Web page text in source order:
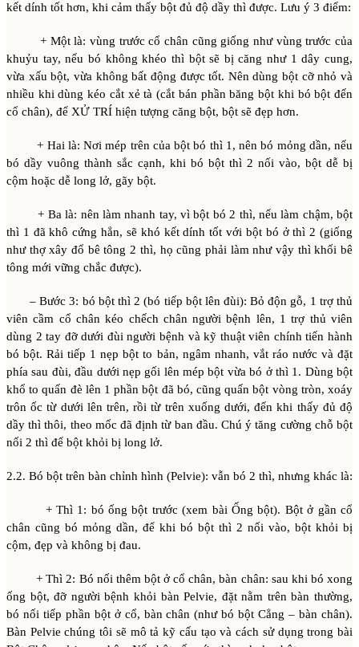
kết dính tốt hơn, khi cảm thấy bột đủ độ dầy thì được. Lưu ý 3 điểm:
+ Một là: vùng trước cổ chân cũng giống như vùng trước của
khuỷu tay, nếu bó không khéo thì bột sẽ bị căng như 1 dây cung,
vừa xấu bột, vừa không bất động được tốt. Nên dùng bột cỡ nhỏ và
nhiều khi dùng kéo cắt xẻ tà (cắt bán phần băng bột khi bó bột đến
cổ chân), để XỬ TRÍ hiện tượng căng bột, bột sẽ đẹp hơn.
+ Hai là: Nơi mép trên của bột bó thì 1, nên bó mỏng dần, nếu
bó dầy vuông thành sắc cạnh, khi bó bột thì 2 nối vào, bột dễ bị
cộm hoặc dễ long lở, gãy bột.
+ Ba là: nên làm nhanh tay, vì bột bó 2 thì, nếu làm chậm, bột
thì 1 đã khô cứng hẳn, sẽ khó kết dính tốt với bột bó ở thì 2 (giống
như thợ xây đổ bê tông 2 thì, họ cũng phải làm như vậy thì khối bê
tông mới vững chắc được).
– Bước 3: bó bột thì 2 (bó tiếp bột lên đùi): Bỏ độn gỗ, 1 trợ thủ
viên cầm cổ chân kéo chếch chân người bệnh lên, 1 trợ thủ viên
dùng 2 tay đỡ dưới đùi người bệnh và kỹ thuật viên chính tiến hành
bó bột. Rải tiếp 1 nẹp bột to bản, ngâm nhanh, vắt ráo nước và đặt
phía sau đùi, đầu dưới nẹp gối lên mép bột vừa bó ở thì 1. Dùng bột
khổ to quấn đè lên 1 phần bột đã bó, cũng quấn bột vòng tròn, xoáy
trôn ốc từ dưới lên trên, rồi từ trên xuống dưới, đến khi thấy đủ độ
dầy thì thôi, theo mốc đã định từ ban đầu. Chú ý tăng cường chỗ bột
nối 2 thì để bột khỏi bị long lở.
2.2. Bó bột trên bàn chỉnh hình (Pelvie): vẫn bó 2 thì, nhưng khác là:
+ Thì 1: bó ống bột trước (xem bài Ống bột). Bột ở gần cổ
chân cũng bó mỏng dần, để khi bó bột thì 2 nối vào, bột khỏi bị
cộm, đẹp và không bị đau.
+ Thì 2: Bó nối thêm bột ở cổ chân, bàn chân: sau khi bó xong
ống bột, đỡ người bệnh khỏi bàn Pelvie, đặt nằm trên bàn thường,
bó nối tiếp phần bột ở cổ, bàn chân (như bó bột Cẳng – bàn chân).
Bàn Pelvie chúng tôi sẽ mô tả kỹ cấu tạo và cách sử dụng trong bài